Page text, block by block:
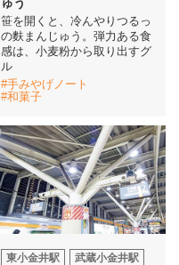
笹を開くと、冷んやりつるっ
の麩まんじゅう。弾力ある食
感は、小麦粉から取り出すグ
ル
#手みやげノート
#和菓子
東小金井駅 武蔵小金井駅